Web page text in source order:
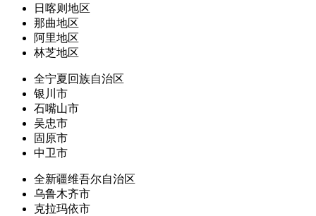
日喀则地区
那曲地区
阿里地区
林芝地区
全宁夏回族自治区
银川市
石嘴山市
吴忠市
固原市
中卫市
全新疆维吾尔自治区
乌鲁木齐市
克拉玛依市